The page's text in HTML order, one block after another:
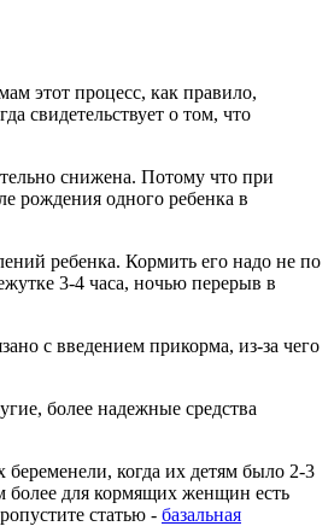
этот процесс, как правило,
свидетельствует о том, что
снижена. Потому что при
рождения одного ребенка в
ребенка. Кормить его надо не по
3-4 часа, ночью перерыв в
с введением прикорма, из-за чего
более надежные средства
когда их детям было 2-3
более для кормящих женщин есть
статью - базальная